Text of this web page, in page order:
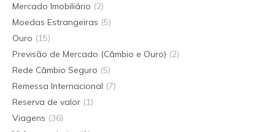
Mercado Imobiliário (2)
Moedas Estrangeiras (5)
Ouro (15)
Previsão de Mercado (Câmbio e Ouro) (2)
Rede Câmbio Seguro (5)
Remessa Internacional (7)
Reserva de valor (1)
Viagens (36)